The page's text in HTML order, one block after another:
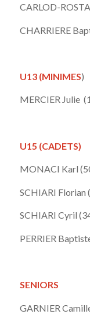
CARLOD-
CHARRIERE
U13 (MINIMES)
MERCIER Julie
U15 (CADETS)
MONACI Karl
SCHIARI Florian
SCHIARI Cyril
PERRIER
SENIORS
GARNIER